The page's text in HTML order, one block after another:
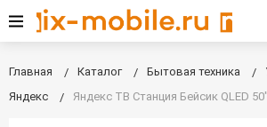
Главная Каталог Бытовая техника
Яндекс
Яндекс ТВ Станция Бейсик QLED